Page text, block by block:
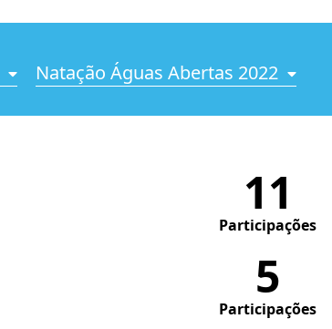
Natação Águas Abertas 2022
11
Participações
5
Participações